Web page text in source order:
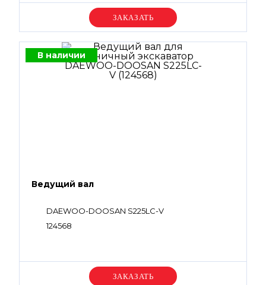
Уточняйте цену
В наличии
Ведущий вал
DAEWOO-DOOSAN S225LC-V
124568
Уточняйте цену